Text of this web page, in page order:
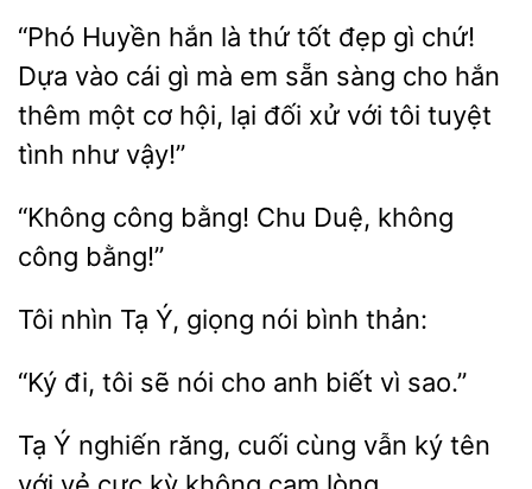
“Phó
hắn là thứ tốt đẹp gì chứ!
Dựa vào cái gì
em sẵn sàng cho hắn
thêm một cơ hội, lại đối xử với tôi tuyệt
tình như
công bằng! Chu Duệ,
công
Tôi nhìn Tạ nói bình
“Ký sẽ nói cho anh vì sao.”
Tạ Ý
răng, cuối cùng vẫn ký tên